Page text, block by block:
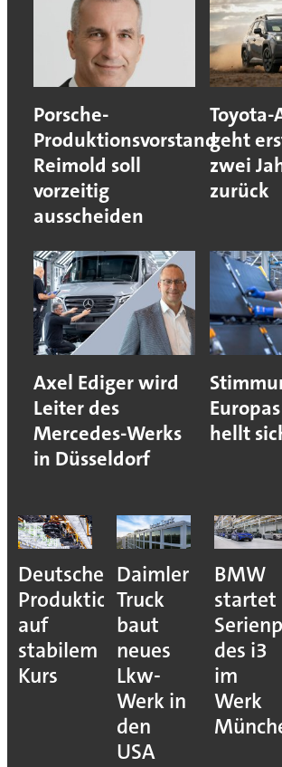
Porsche-
Produktionsvorstand
Reimold soll
vorzeitig
ausscheiden
Toyota-
geht
zwei
zurück
Axel Ediger wird
Leiter des
Mercedes-Werks
in Düsseldorf
hellt
Deutsche
Produktion
auf
stabilem
Kurs
Daimler
Truck
baut
neues
Lkw-
Werk in
den
USA
BMW
startet
des i3
im
Werk